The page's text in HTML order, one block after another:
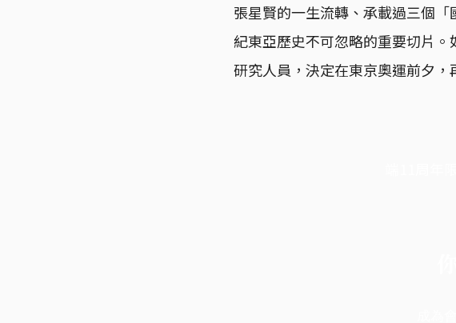
張星賢的一生流轉、承載過三個
紀東亞歷史不可忽略的重要切片
研究人員，決定在東京奧運前夕